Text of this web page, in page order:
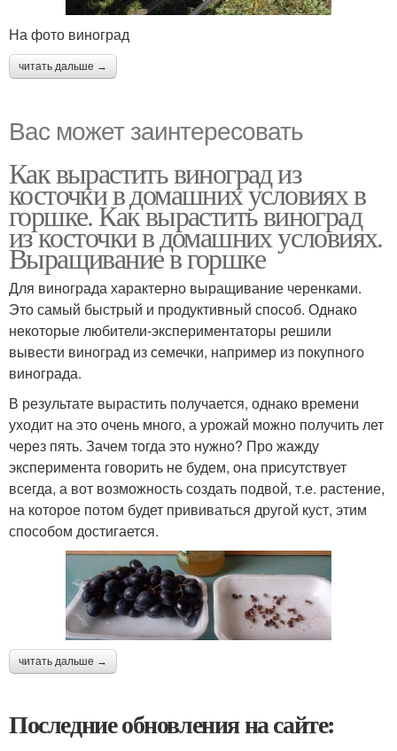
На фото виноград
читать дальше →
Вас может заинтересовать
Как вырастить виноград из
косточки в домашних условиях в
горшке. Как вырастить виноград
из косточки в домашних условиях.
Выращивание в горшке
Для винограда характерно выращивание черенками.
Это самый быстрый и продуктивный способ. Однако
некоторые любители-экспериментаторы решили
вывести виноград из семечки, например из покупного
винограда.
В результате вырастить получается, однако времени
уходит на это очень много, а урожай можно получить лет
через пять. Зачем тогда это нужно? Про жажду
эксперимента говорить не будем, она присутствует
всегда, а вот возможность создать подвой, т.е. растение,
на которое потом будет прививаться другой куст, этим
способом достигается.
читать дальше →
Последние обновления на сайте: